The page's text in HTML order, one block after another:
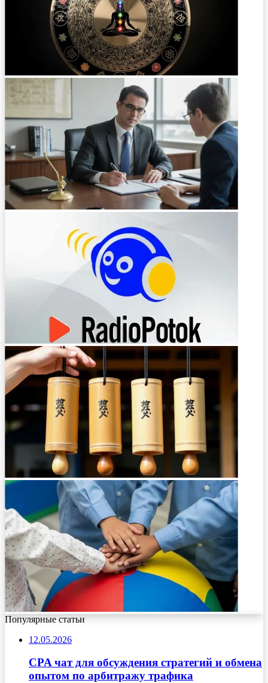
Популярные статьи
12.05.2026
CPA чат для обсуждения стратегий и обмена
опытом по арбитражу трафика